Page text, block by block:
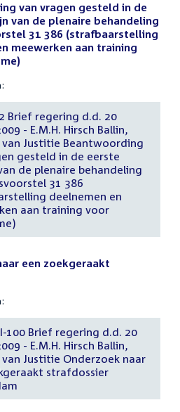
van vragen gesteld in de
van de plenaire behandeling
31 386 (strafbaarstelling
meewerken aan training
Brief regering d.d. 20
- E.M.H. Hirsch Ballin,
Justitie Beantwoording
gesteld in de eerste
de plenaire behandeling
31 386
deelnemen en
aan training voor
een zoekgeraakt
100 Brief regering d.d. 20
- E.M.H. Hirsch Ballin,
Justitie Onderzoek naar
strafdossier